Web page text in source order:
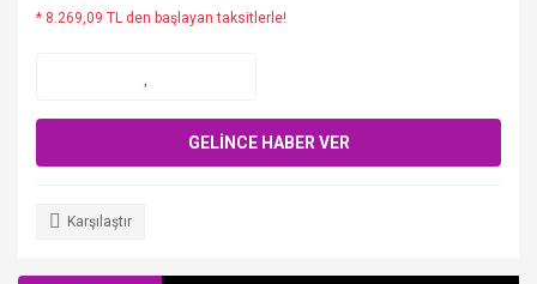
* 8.269,09 TL den başlayan taksitlerle!
GELİNCE HABER VER
Karşılaştır